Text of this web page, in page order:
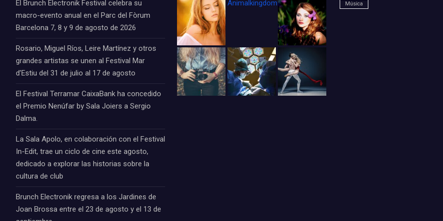
El Brunch Electronik Festival celebra su
macro-evento anual en el Parc del Fòrum
Barcelona 7, 8 y 9 de agosto de 2026
Rosario, Miguel Ríos, Leire Martínez y otros
grandes artistas se unen al Festival Mar
d’Estiu del 31 de julio al 17 de agosto
El Festival Terramar CaixaBank ha concedido
el Premio Nenúfar by Sala Joiers a Sergio
Dalma.
La Sala Apolo, en colaboración con el Festival
In-Edit, trae un ciclo de cine este agosto,
dedicado a explorar las historias sobre la
cultura de club
Brunch Electronik regresa a los Jardines de
Joan Brossa entre el 23 de agosto y el 13 de
Animalkingdom_FichaCine Música